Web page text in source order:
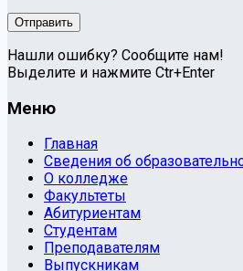
Нашли ошибку? Сообщите нам!
Выделите и нажмите Ctr+Enter
Меню
Главная
Сведения об
О колледже
Факультеты
Абитуриентам
Студентам
Преподавателям
Выпускникам